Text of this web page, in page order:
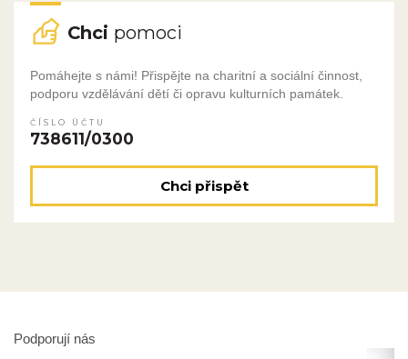
Chci pomoci
Pomáhejte s námi! Přispějte na charitní a sociální činnost,
podporu vzdělávání dětí či opravu kulturních památek.
ČÍSLO ÚČTU
738611/0300
Chci přispět
Podporují nás